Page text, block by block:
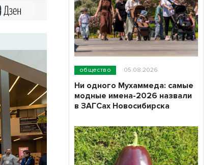
общество 05.08.2026
Ни одного Мухаммеда: самые
модные имена-2026 назвали
в ЗАГСах Новосибирска